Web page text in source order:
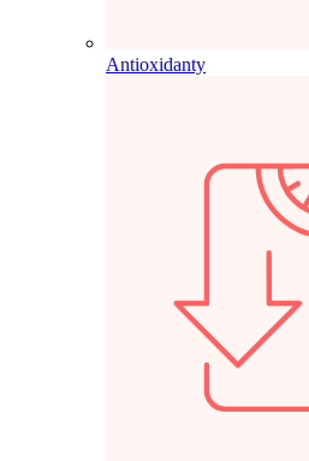
Antioxidanty